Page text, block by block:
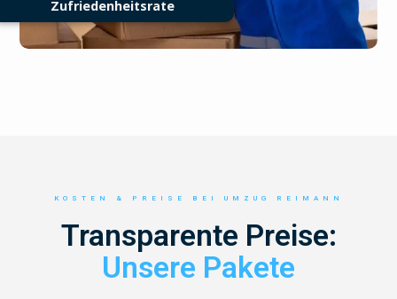
Zufriedenheitsrate
KOSTEN & PREISE BEI UMZUG REIMANN
Transparente Preise:
Unsere Pakete